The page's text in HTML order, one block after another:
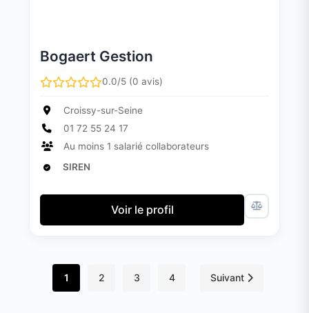
Bogaert Gestion
0.0/5 (0 avis)
Croissy-sur-Seine
01 72 55 24 17
Au moins 1 salarié collaborateurs
SIREN
Voir le profil
1 2 3 4 Suivant